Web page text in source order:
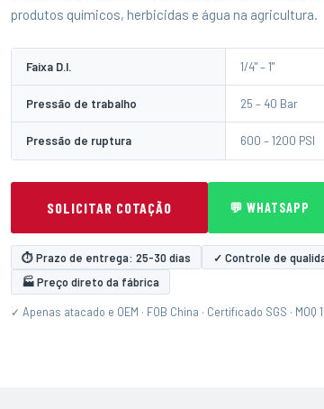
produtos químicos, herbicidas e água na agricultura.
Faixa D.I. 1/4" – 1"
Pressão de trabalho 25 – 40 Bar
Pressão de ruptura 600 – 1200 PSI
SOLICITAR COTAÇÃO 💬 WHATSAPP
⏱ Prazo de entrega: 25-30 dias ✓ Controle de
🏭 Preço direto da fábrica
✓ Apenas atacado e OEM · FOB China · Certificado SGS · MOQ